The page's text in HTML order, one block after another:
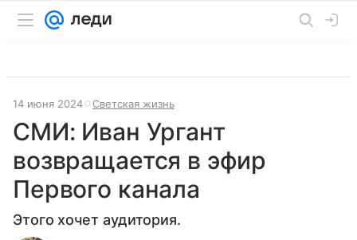
14 июня 2024 Светская жизнь
СМИ: Иван Ургант
возвращается в эфир
Первого канала
Этого хочет аудитория.